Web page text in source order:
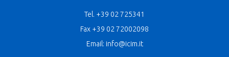
Tel. +39 02 725341
Fax +39 02 72002098
Email: info@icim.it